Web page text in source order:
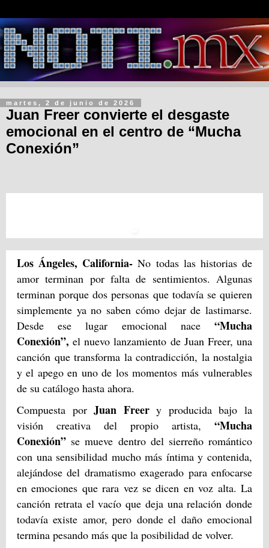
martes, 2 de junio de 2026
Juan Freer convierte el desgaste
emocional en el centro de “Mucha
Conexión”
Los Ángeles, California-No todas las historias de
amor terminan por falta de sentimientos. Algunas
terminan porque dos personas que todavía se quieren
simplemente ya no saben cómo dejar de lastimarse.
Desde ese lugar emocional nace “Mucha
Conexión”, el nuevo lanzamiento de Juan Freer, una
canción que transforma la contradicción, la nostalgia
y el apego en uno de los momentos más vulnerables
de su catálogo hasta ahora.
Compuesta porJuan Freery producida bajo la
visión creativa del propio artista, “Mucha
Conexión” se mueve dentro del sierreño romántico
con una sensibilidad mucho más íntima y contenida,
alejándose del dramatismo exagerado para enfocarse
en emociones que rara vez se dicen en voz alta. La
canción retrata el vacío que deja una relación donde
todavía existe amor, pero donde el daño emocional
termina pesando más que la posibilidad de volver.